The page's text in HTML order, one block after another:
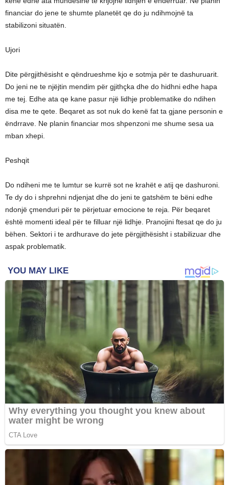
financiar do jene te shumte planetët qe do ju ndihmojnë ta
stabilizoni situatën.
Ujori
Dite përgjithësisht e qëndrueshme kjo e sotmja për te dashuruarit.
Do jeni ne te njëjtin mendim për gjithçka dhe do hidhni edhe hapa
me tej. Edhe ata qe kane pasur një lidhje problematike do ndihen
disa me te qete. Beqaret as sot nuk do kenë fat ta gjane personin e
ëndrrave. Ne planin financiar mos shpenzoni me shume sesa ua
mban xhepi.
Peshqit
Do ndiheni me te lumtur se kurrë sot ne krahët e atij qe dashuroni.
Te dy do i shprehni ndjenjat dhe do jeni te gatshëm te bëni edhe
ndonjë çmenduri për te përjetuar emocione te reja. Për beqaret
është momenti ideal për te filluar një lidhje. Pranojini ftesat qe do ju
bëhen. Sektori i te ardhurave do jete përgjithësisht i stabilizuar dhe
aspak problematik.